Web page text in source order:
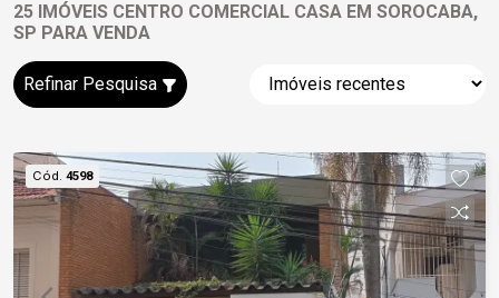
25 IMÓVEIS CENTRO COMERCIAL CASA EM SOROCABA,
SP PARA VENDA
Refinar Pesquisa
Cód. 4598